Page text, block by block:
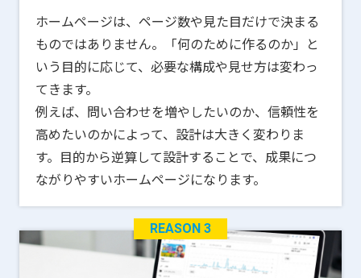
ホームページは、ページ数や見た目だけで決まる
ものではありません。「何のために作るのか」と
いう目的に応じて、必要な構成や見せ方は変わっ
てきます。
例えば、問い合わせを増やしたいのか、信頼性を
高めたいのかによって、設計は大きく変わりま
す。目的から逆算して設計することで、成果につ
ながりやすいホームページになります。
REASON 3